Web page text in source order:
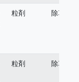
粒剤 除草剤
粒剤 除草剤